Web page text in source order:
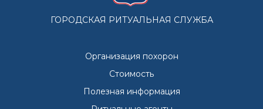
ГОРОДСКАЯ РИТУАЛЬНАЯ СЛУЖБА
Организация похорон
Стоимость
Полезная информация